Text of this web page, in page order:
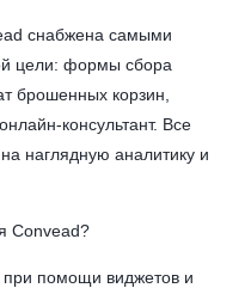
снабжена самыми
цели: формы сбора
брошенных корзин,
консультант. Все
наглядную аналитику и
Convead?
при помощи виджетов и